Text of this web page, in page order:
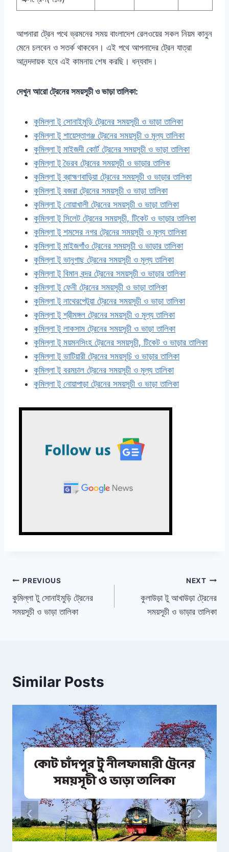
আপনারা ট্রেন পথে ভ্রমনের সময় বাংলাদেশ রেলওয়ের সকল নিয়ম কানুন
মেনে চলবেন ও সতর্ক থাকবেন। এই পথে আপনাদের ট্রেন যাত্রা
আনন্দদায়ক হবে এই কামনায় শেষ করছি। ধন্যবাদ।
দেখুন আরো ট্রেনের সময়সূচী ও ভাড়া তালিকা:
কুমিল্লা টু সোনাইমুড়ি ট্রেনের সময়সূচী ও ভাড়া তালিকা
কুমিল্লা টু শায়েস্তাগঞ্জ ট্রেনের সময়সূচী ও মূল্য তালিকা
কুমিল্লা টু মাইজদী কোর্ট ট্রেনের সময়সূচী ও ভাড়া তালিকা
কুমিল্লা টু ভৈরব ট্রেনের সময়সূচী ও ভাড়ার তালিক
কুমিল্লা টু ব্রাহ্মণবাড়িয়া ট্রেনের সময়সূচী ও ভাড়ার তালিকা
কুমিল্লা টু বজরা ট্রেনের সময়সূচী ও ভাড়া তালিকা
কুমিল্লা টু নোয়াখালী ট্রেনের সময়সূচী ও ভাড়া তালিকা
কুমিল্লা টু সিলেট ট্রেনের সময়সূচী, টিকেট ও ভাড়ার তালিকা
কুমিল্লা টু শমসের নগর ট্রেনের সময়সূচী ও মূল্য তালিকা
কুমিল্লা টু মাইজগাঁও ট্রেনের সময়সূচী ও ভাড়ার তালিকা
কুমিল্লা টু ভানুগাছ ট্রেনের সময়সূচী ও মূল্য তালিকা
কুমিল্লা টু বিমান বন্দর ট্রেনের সময়সূচী ও ভাড়ার তালিকা
কুমিল্লা টু ফেনী ট্রেনের সময়সূচী ও ভাড়া তালিকা
কুমিল্লা টু নাথেরপেটুয়া ট্রেনের সময়সূচী ও ভাড়া তালিকা
কুমিল্লা টু শ্রীমঙ্গল ট্রেনের সময়সূচী ও মূল্য তালিকা
কুমিল্লা টু লাকসাম ট্রেনের সময়সূচী ও ভাড়া তালিকা
কুমিল্লা টু ময়মনসিংহ ট্রেনের সময়সূচী, টিকেট ও ভাড়ার তালিকা
কুমিল্লা টু ভাটিয়ারী ট্রেনের সময়সূচি ও ভাড়ার তালিকা
কুমিল্লা টু বরমচাল ট্রেনের সময়সূচী ও মূল্য তালিকা
কুমিল্লা টু নোয়াপাড়া ট্রেনের সময়সূচী ও ভাড়া তালিকা
Post
navigation
PREVIOUS
কুমিল্লা টু সোনাইমুড়ি ট্রেনের
সময়সূচী ও ভাড়া তালিকা
NEXT
কুলাউড়া টু আখাউড়া ট্রেনের
সময়সূচী ও ভাড়ার তালিকা
Similar Posts